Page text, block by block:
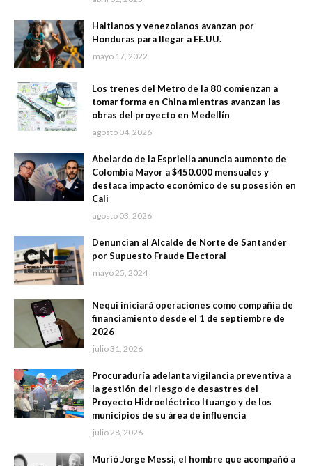
Haitianos y venezolanos avanzan por
Honduras para llegar a EE.UU.
mayo 17, 2022
Los trenes del Metro de la 80 comienzan a
tomar forma en China mientras avanzan las
obras del proyecto en Medellín
agosto 04, 2026
Abelardo de la Espriella anuncia aumento de
Colombia Mayor a $450.000 mensuales y
destaca impacto económico de su posesión en
Cali
agosto 03, 2026
Denuncian al Alcalde de Norte de Santander
por Supuesto Fraude Electoral
mayo 25, 2024
Nequi iniciará operaciones como compañía de
financiamiento desde el 1 de septiembre de
2026
julio 31, 2026
Procuraduría adelanta vigilancia preventiva a
la gestión del riesgo de desastres del
Proyecto Hidroeléctrico Ituango y de los
municipios de su área de influencia
julio 28, 2026
Murió Jorge Messi, el hombre que acompañó a